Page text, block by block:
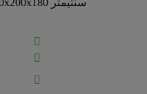
300x200x180 سنتيمتر


